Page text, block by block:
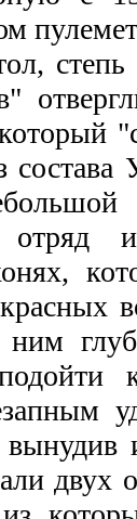
состава
ним
вынудив
двух